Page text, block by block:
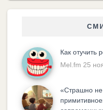
Как отучить
Mel.fm 25
«Cтрашно